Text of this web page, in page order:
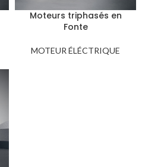
Moteurs triphasés en
Fonte
MOTEUR ÉLÉCTRIQUE